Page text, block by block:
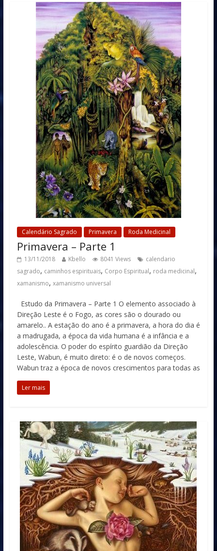
Calendário Sagrado Primavera Roda Medicinal
Primavera – Parte 1
13/11/2018 Kbello 8041 Views
calendario
sagrado, caminhos espirituais, Corpo Espiritual, roda medicinal,
xamanismo, xamanismo universal
Estudo da Primavera – Parte 1 O elemento associado à
Direção Leste é o Fogo, as cores são o dourado ou
amarelo.. A estação do ano é a primavera, a hora do dia é
a madrugada, a época da vida humana é a infância e a
adolescência. O poder do espírito guardião da Direção
Leste, Wabun, é muito direto: é o de novos começos.
Wabun traz a época de novos crescimentos para todas as
Ler mais